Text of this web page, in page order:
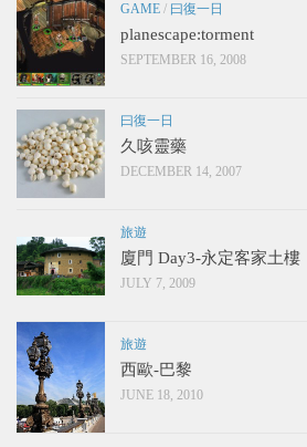
GAME / 曰復一日
planescape:torment
SEPTEMBER 16, 2008
曰復一日
久咳靈藥
DECEMBER 14, 2007
旅遊
廈門 Day3-永定客家土樓
JULY 7, 2009
旅遊
西歐-巴黎
JUNE 18, 2010